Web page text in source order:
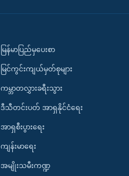
မြန်မာပြည်မှပေးစာ
မြင်ကွင်းကျယ်မှတ်စုများ
ကမ္ဘာတလွှားခရီးသွား
ဒီသီတင်းပတ် အာရှနိုင်ငံရေး
အာရှစီးပွားရေး
ကျန်းမာရေး
အမျိုးသမီးကဏ္ဍ